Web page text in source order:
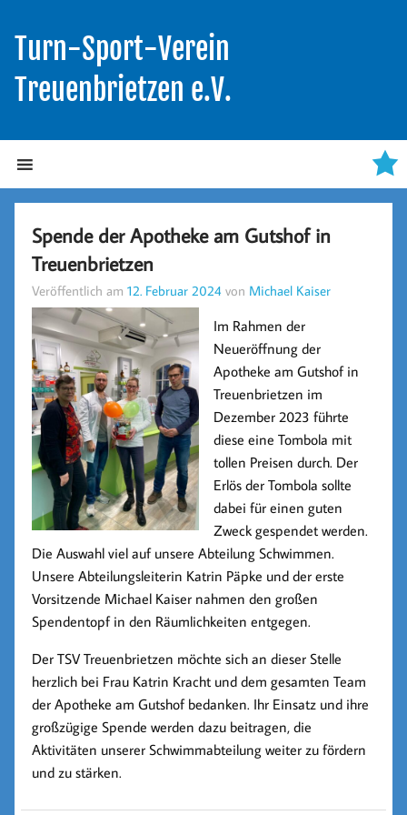
Turn-Sport-Verein
Treuenbrietzen e.V.
Spende der Apotheke am Gutshof in
Treuenbrietzen
Veröffentlich am12. Februar 2024 von Michael Kaiser
Im Rahmen der
Neueröffnung der
Apotheke am Gutshof in
Treuenbrietzen im
Dezember 2023 führte
diese eine Tombola mit
tollen Preisen durch. Der
Erlös der Tombola sollte
dabei für einen guten
Zweck gespendet werden.
Die Auswahl viel auf unsere Abteilung Schwimmen.
Unsere Abteilungsleiterin Katrin Päpke und der erste
Vorsitzende Michael Kaiser nahmen den großen
Spendentopf in den Räumlichkeiten entgegen.
Der TSV Treuenbrietzen möchte sich an dieser Stelle
herzlich bei Frau Katrin Kracht und dem gesamten Team
der Apotheke am Gutshof bedanken. Ihr Einsatz und ihre
großzügige Spende werden dazu beitragen, die
Aktivitäten unserer Schwimmabteilung weiter zu fördern
und zu stärken.